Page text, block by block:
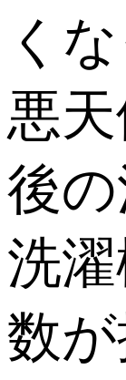
く
悪
後の
洗
数